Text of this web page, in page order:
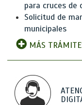
para cruces de
Solicitud de
municipales
MÁS